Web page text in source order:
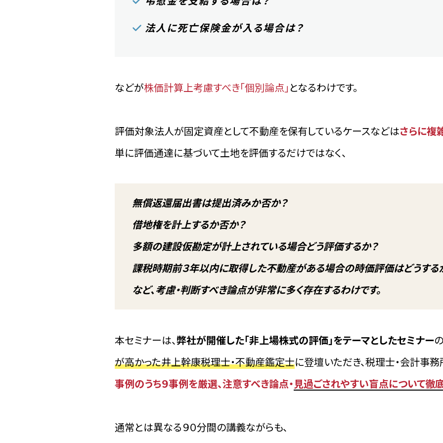
法人に死亡保険金が入る場合は？
などが株価計算上考慮すべき「個別論点」 となるわけです。
評価対象法人が固定資産として不動産を保有しているケースなどはさらに複
単に評価通達に基づいて土地を評価するだけではなく、
無償返還届出書は提出済みか否か？
借地権を計上するか否か？
多額の建設仮勘定が計上されている場合どう評価するか？
課税時期前３年以内に取得した不動産がある場合の時価評価はどうする
など、考慮・判断すべき論点が非常に多く存在するわけです。
本セミナーは、弊社が開催した「非上場株式の評価」をテーマとしたセミナー
が高かった井上幹康税理士・不動産鑑定士に登壇いただき、税理士・会計事務
事例のうち９事例を厳選、注意すべき論点・見過ごされやすい盲点について徹
通常とは異なる９０分間の講義ながらも、